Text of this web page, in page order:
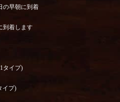
の早朝に到着
到着します
タイプ)
イプ)